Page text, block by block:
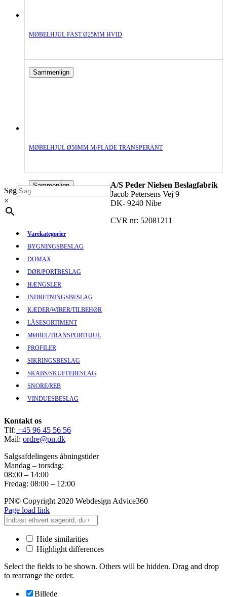
MØBELHJUL FAST Ø25MM HVID
Sammenlign
MØBELHJUL Ø50MM M/PLADE TRANSPERANT
Sammenlign
Søg
×
Varekategorier
BYGNINGSBESLAG
DOMAX
DØR/PORTBESLAG
HÆNGSLER
INDRETNINGSBESLAG
KÆDER/WIRER/TILBEHØR
LÅSESORTIMENT
MØBEL/TRANSPORTHJUL
PROFILER
SIKRINGSBESLAG
SKABS/SKUFFEBESLAG
SNORE/REB
VINDUESBESLAG
A/S Peder Nielsen Beslagfabrik
Jacob Petersens Vej 9
DK- 9240 Nibe
CVR nr: 52081211
Kontakt os
Tlf: +45 96 45 56 56
Mail: ordre@pn.dk
Salgsafdelingens åbningstider
Mandag – torsdag:
08:00 – 14:00
Fredag: 08:00 – 12:00
PN© Copyright 2020 Webdesign Advice360
Page load link
Hide similarities
Highlight differences
Select the fields to be shown. Others will be hidden. Drag and drop
to rearrange the order.
Billede